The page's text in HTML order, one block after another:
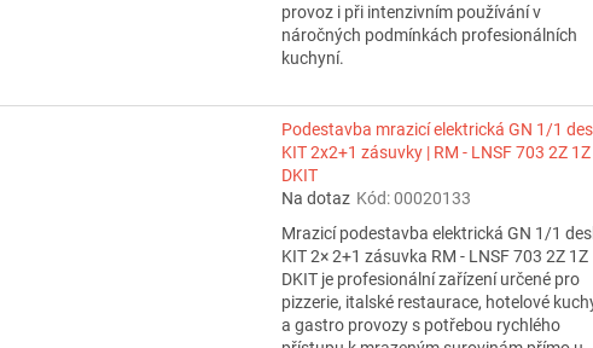
provoz i při intenzivním používání v
náročných podmínkách profesionálních
kuchyní.
Podestavba mrazicí elektrická GN 1/1
KIT 2x2+1 zásuvky | RM - LNSF 703 2Z 1Z
DKIT
Na dotaz Kód:00020133
Mrazicí podestavba elektrická GN 1/1
KIT 2× 2+1 zásuvka RM - LNSF 703 2Z 1Z
DKIT je profesionální zařízení určené pro
pizzerie, italské restaurace, hotelové
a gastro provozy s potřebou rychlého